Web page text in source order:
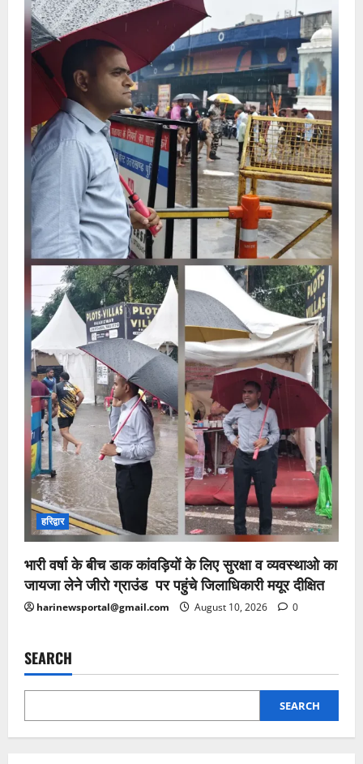
हरिद्वार
भारी वर्षा के बीच डाक कांवड़ियों के लिए सुरक्षा व व्यवस्थाओ का
जायजा लेने जीरो ग्राउंड पर पहुंचे जिलाधिकारी मयूर दीक्षित
harinewsportal@gmail.com August 10, 2026 0
SEARCH
SEARCH